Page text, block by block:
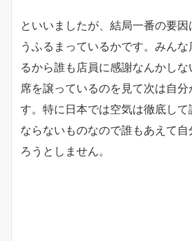
といいましたが、結局一番の要
うふるまっているかです。みん
るから誰も店員に感謝なんかし
席を譲っているのを見て次は自
す。特に日本では空気は徹底し
ならないものなので誰もあえて
ろうとしません。